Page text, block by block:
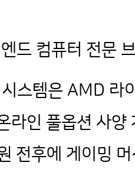
드 컴퓨터 전문
시스템은 AMD
라인 풀옵션 사
전후에 게이밍